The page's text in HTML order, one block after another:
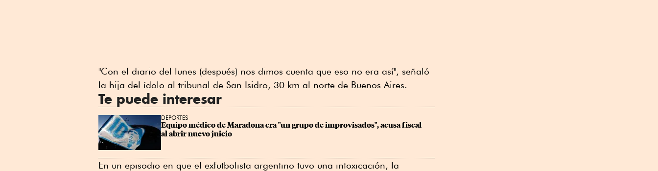
"Con el diario del lunes (después) nos dimos cuenta que eso no era así", señaló
la hija del ídolo al tribunal de San Isidro, 30 km al norte de Buenos Aires.
Te puede interesar
DEPORTES
Equipo médico de Maradona era "un grupo de improvisados", acusa fiscal
al abrir nuevo juicio
En un episodio en que el exfutbolista argentino tuvo una intoxicación, la